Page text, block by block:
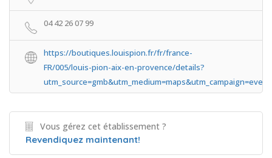
04 42 26 07 99
https://boutiques.louispion.fr/fr/france-
FR/005/louis-pion-aix-en-provence/details?
Vous gérez cet établissement ?
Revendiquez maintenant!